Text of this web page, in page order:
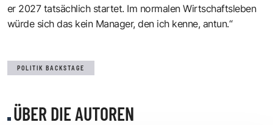
er 2027 tatsächlich startet. Im normalen Wirtschaftsleben
würde sich das kein Manager, den ich kenne, antun.“
POLITIK BACKSTAGE
ÜBER DIE AUTOREN